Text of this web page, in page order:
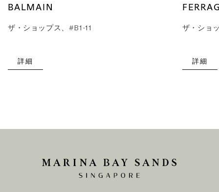
BALMAIN
ザ・ショップス、#B1-11
詳細
ザ・ショ
詳細